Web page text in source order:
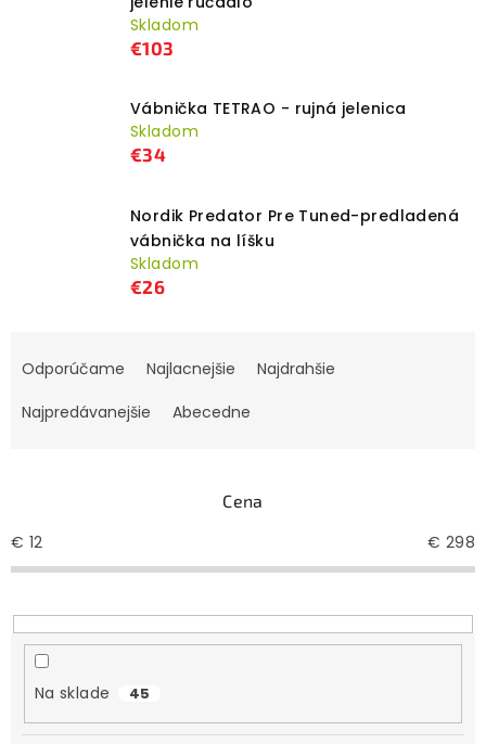
Skladom
€103
Vábnička TETRAO - rujná jelenica
Skladom
€34
Nordik Predator Pre Tuned-predladená
vábnička na líšku
Skladom
€26
a
d
p
o
d
Odporúčame Najlacnejšie
Najdrahšie
Najpredávanejšie
Abecedne
Cena
€ 12 € 298
Na sklade 45